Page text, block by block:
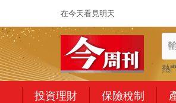
在今天看見明天
熱
投資理財 保險稅制